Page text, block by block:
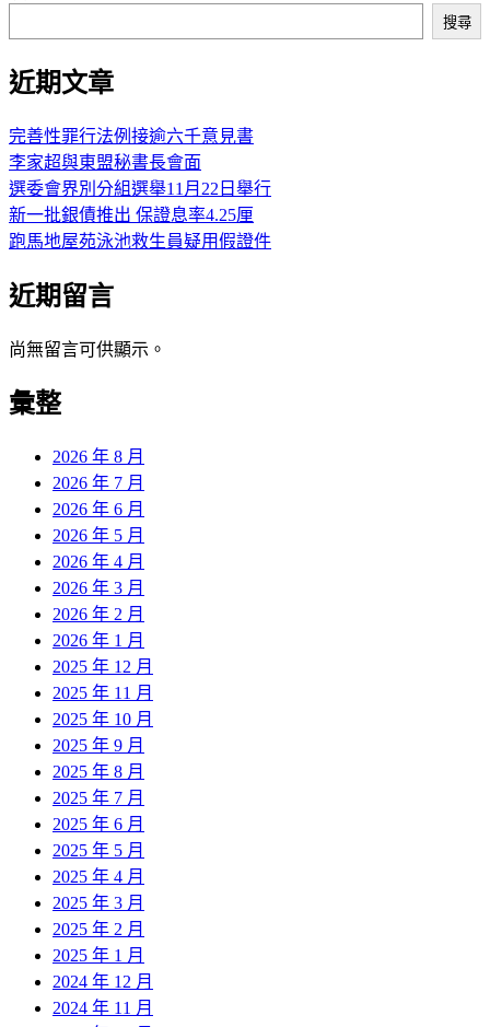
疫
與
章
導
覽
搜尋
近期文章
完善性罪行法例接逾六千意見書
李家超與東盟秘書長會面
選委會界別分組選舉11月22日舉行
新一批銀債推出 保證息率4.25厘
跑馬地屋苑泳池救生員疑用假證件
近期留言
尚無留言可供顯示。
彙整
2026 年 8 月
2026 年 7 月
2026 年 6 月
2026 年 5 月
2026 年 4 月
2026 年 3 月
2026 年 2 月
2026 年 1 月
2025 年 12 月
2025 年 11 月
2025 年 10 月
2025 年 9 月
2025 年 8 月
2025 年 7 月
2025 年 6 月
2025 年 5 月
2025 年 4 月
2025 年 3 月
2025 年 2 月
2025 年 1 月
2024 年 12 月
2024 年 11 月